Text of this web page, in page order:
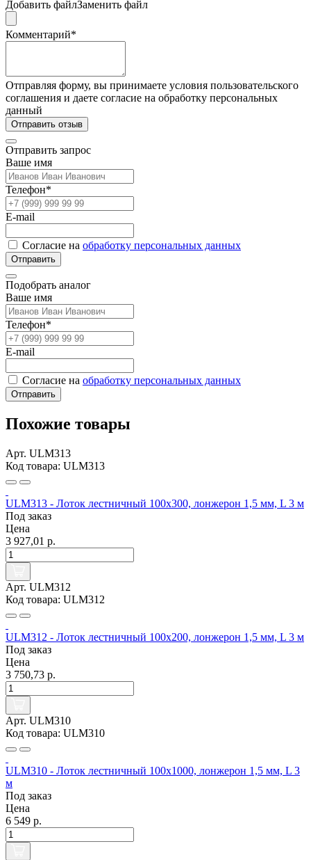
Добавить файлЗаменить файл
Комментарий*
Отправляя форму, вы принимаете условия пользовательского
соглашения и даете согласие на обработку персональных
данный
Отправить отзыв
Отправить запрос
Ваше имя
Телефон*
E-mail
Согласие на обработку персональных данных
Отправить
Подобрать аналог
Ваше имя
Телефон*
E-mail
Согласие на обработку персональных данных
Отправить
Похожие товары
Арт. ULM313
Код товара: ULM313
ULM313 - Лоток лестничный 100х300, лонжерон 1,5 мм, L 3 м
Под заказ
Цена
3 927,01 р.
Арт. ULM312
Код товара: ULM312
ULM312 - Лоток лестничный 100х200, лонжерон 1,5 мм, L 3 м
Под заказ
Цена
3 750,73 р.
Арт. ULM310
Код товара: ULM310
ULM310 - Лоток лестничный 100х1000, лонжерон 1,5 мм, L 3
м
Под заказ
Цена
6 549 р.